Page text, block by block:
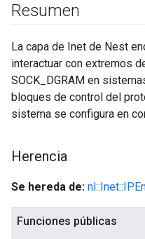
Resumen
La capa de Inet de Nest
interactuar con extremos
SOCK_DGRAM en
bloques de control del
sistema se configura en
Herencia
Se hereda de:
Funciones públicas